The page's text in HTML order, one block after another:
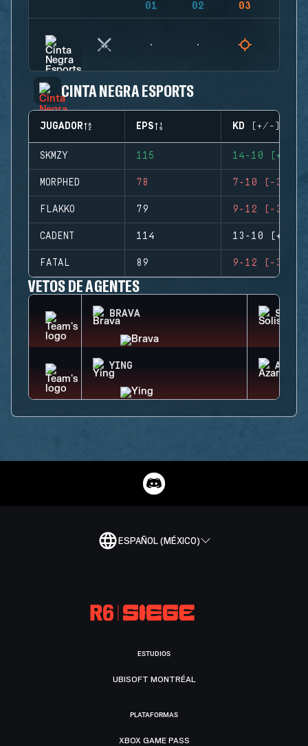
01 02 03
CINTA NEGRA ESPORTS
JUGADOR EPS KD (+/-)
SKMZY 115 14-10 (+4)
MORPHED 78 7-10 (-3)
FLAKKO 79 9-12 (-3)
CADENT 114 13-10 (+3)
FATAL 89 9-12 (-3)
VETOS DE AGENTES
BRAVA SOLIS
YING AZAMI
ESPAÑOL (MÉXICO)
ESTUDIOS
UBISOFT MONTRÉAL
PLATAFORMAS
XBOX GAME PASS